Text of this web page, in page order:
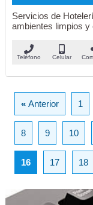
Servicios de
ambientes limpios y
Teléfono Celular
«Anterior 1
8 9 10
16 17 18